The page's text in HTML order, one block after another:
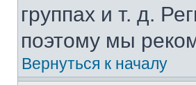
группах и т. д.
поэтому мы
Вернуться к началу